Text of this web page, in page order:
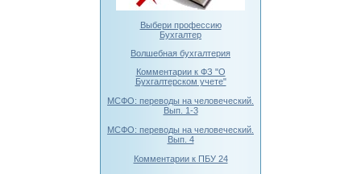
Выбери профессию
Бухгалтер
Волшебная бухгалтерия
Комментарии к ФЗ "О
Бухгалтерском учете"
МСФО: переводы на человеческий.
Вып. 1-3
МСФО: переводы на человеческий.
Вып. 4
Комментарии к ПБУ 24